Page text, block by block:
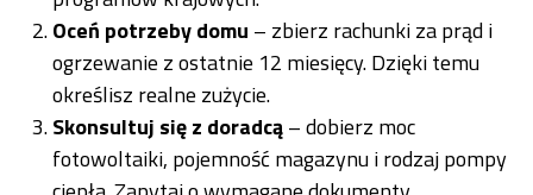
Oceń potrzeby domu – zbierz rachunki za prąd i
ogrzewanie z ostatnie 12 miesięcy. Dzięki temu
określisz realne zużycie.
Skonsultuj się z doradcą– dobierz moc
fotowoltaiki, pojemność magazynu i rodzaj pompy